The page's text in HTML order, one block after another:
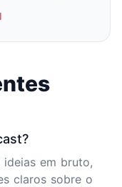
em bruto,
claros sobre o